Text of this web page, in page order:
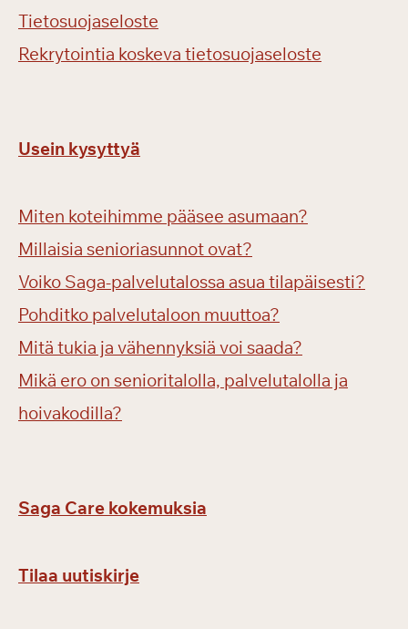
Tietosuojaseloste
Rekrytointia koskeva tietosuojaseloste
Usein kysyttyä
Miten koteihimme pääsee asumaan?
Millaisia senioriasunnot ovat?
Voiko Saga-palvelutalossa asua tilapäisesti?
Pohditko palvelutaloon muuttoa?
Mitä tukia ja vähennyksiä voi saada?
Mikä ero on senioritalolla, palvelutalolla ja
hoivakodilla?
Saga Care kokemuksia
Tilaa uutiskirje